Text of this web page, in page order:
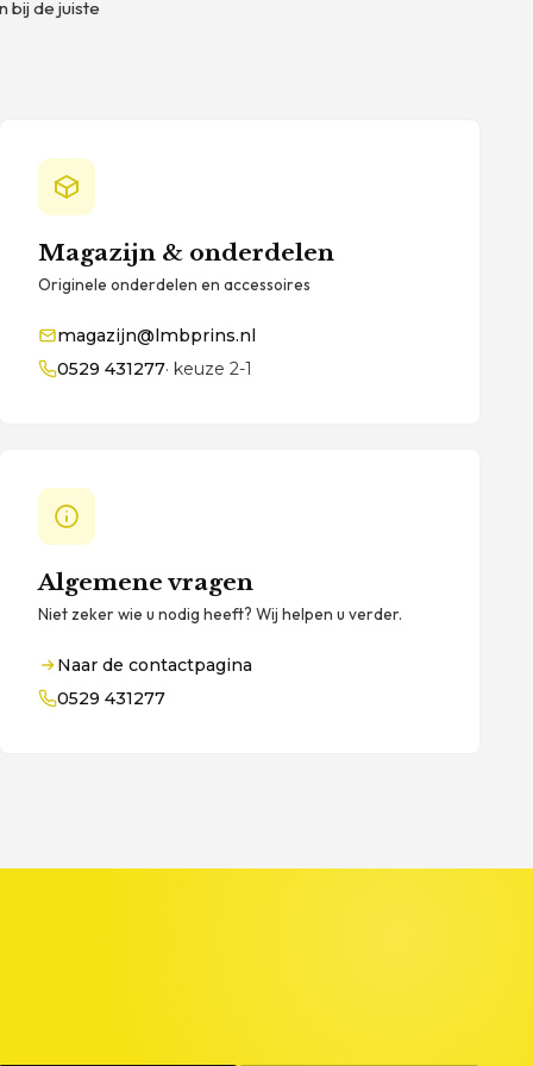
bij de juiste
Magazijn & onderdelen
Originele onderdelen en accessoires
magazijn@lmbprins.nl
0529 431277· keuze 2-1
Algemene vragen
Niet zeker wie u nodig heeft? Wij helpen u verder.
Naar de contactpagina
0529 431277